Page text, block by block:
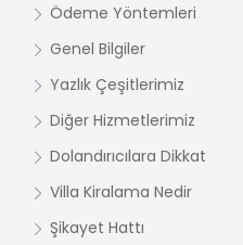
Ödeme Yöntemleri
Genel Bilgiler
Yazlık Çeşitlerimiz
Diğer Hizmetlerimiz
Dolandırıcılara Dikkat
Villa Kiralama Nedir
Şikayet Hattı